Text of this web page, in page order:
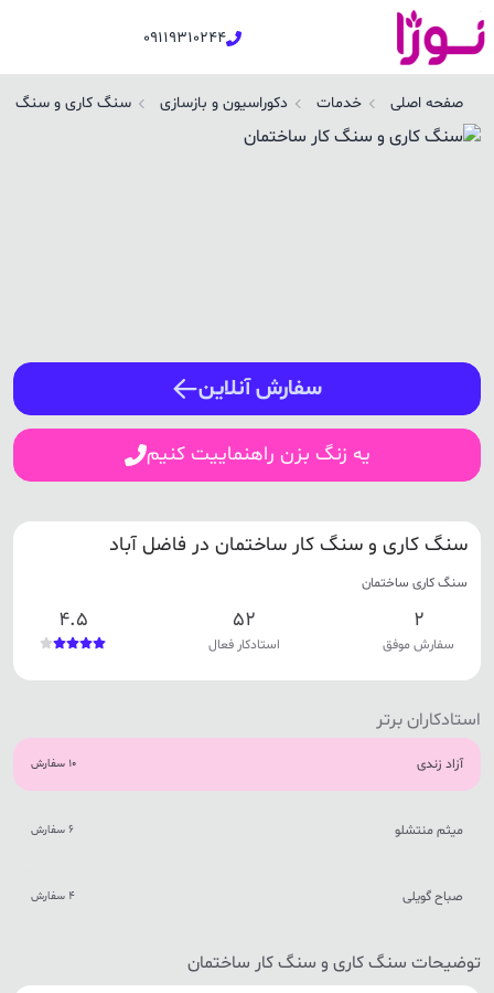
09119310244
صفحه اصلی خدمات دکوراسیون و بازسازی سنگ کاری و سنگ
سفارش آنلاین
یه زنگ بزن راهنماییت کنیم
سنگ کاری و سنگ کار ساختمان در فاضل آباد
سنگ کاری ساختمان
2
سفارش موفق
52
استادکار فعال
4.5
استادکاران برتر
آزاد زندی 10 سفارش
میثم منتشلو 6 سفارش
صباح گویلی 4 سفارش
توضیحات سنگ کاری و سنگ کار ساختمان